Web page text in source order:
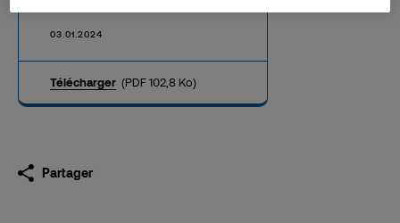
03.01.2024
Télécharger (PDF 102,8 Ko)
Partager